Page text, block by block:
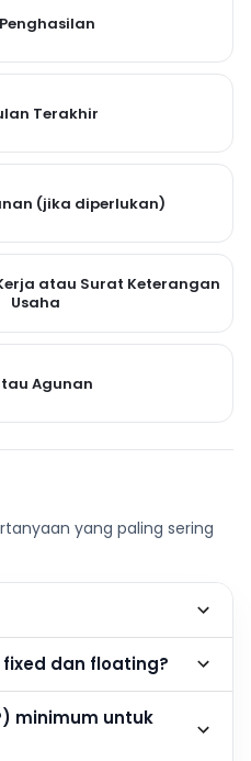
Terakhir
(jika diperlukan)
atau Surat Keterangan
Usaha
Agunan
yang paling sering
dan floating?
minimum untuk